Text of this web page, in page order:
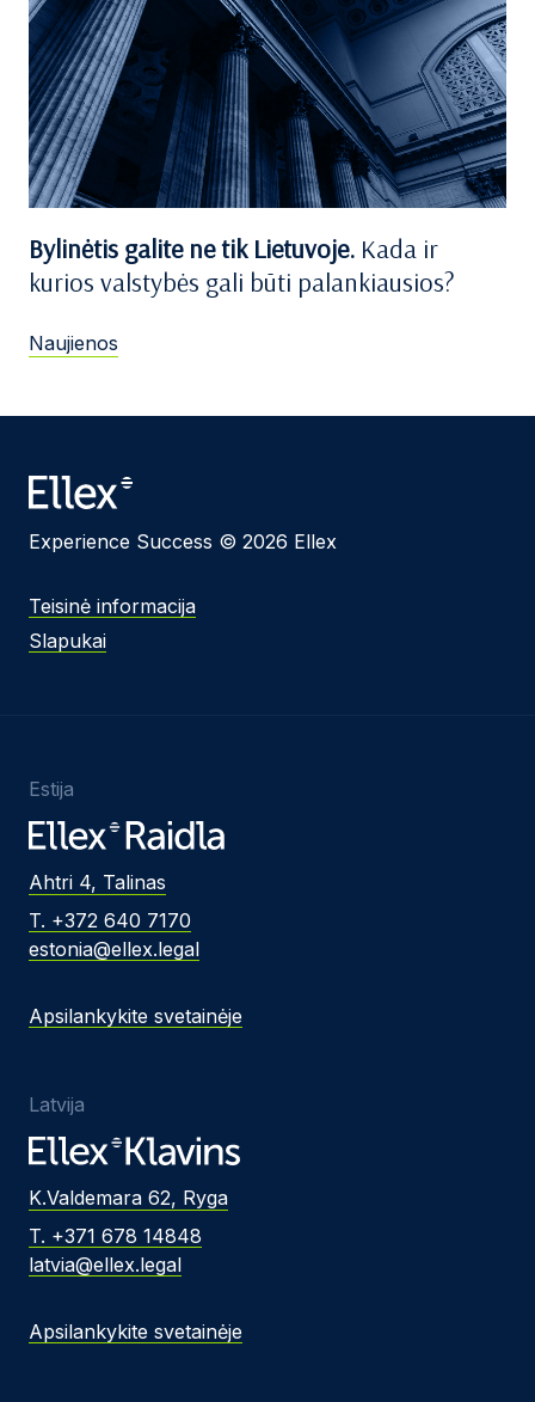
Bylinėtis galite ne tik Lietuvoje. Kada ir
kurios valstybės gali būti palankiausios?
Naujienos
Experience Success © 2026 Ellex
Teisinė informacija
Slapukai
Estija
Ahtri 4, Talinas
T. +372 640 7170
estonia@ellex.legal
Apsilankykite svetainėje
Latvija
K.Valdemara 62, Ryga
T. +371 678 14848
latvia@ellex.legal
Apsilankykite svetainėje